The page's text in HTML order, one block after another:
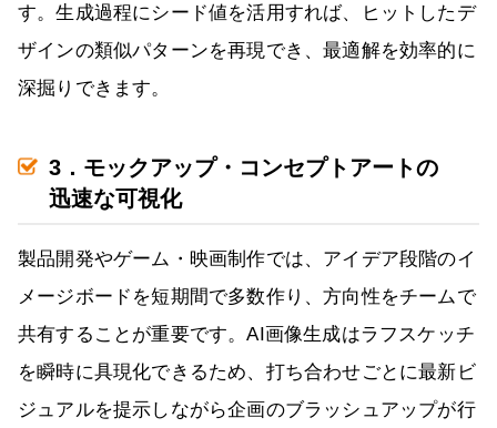
す。生成過程にシード値を活用すれば、ヒットしたデ
ザインの類似パターンを再現でき、最適解を効率的に
深掘りできます。
3．モックアップ・コンセプトアートの
迅速な可視化
製品開発やゲーム・映画制作では、アイデア段階のイ
メージボードを短期間で多数作り、方向性をチームで
共有することが重要です。AI画像生成はラフスケッチ
を瞬時に具現化できるため、打ち合わせごとに最新ビ
ジュアルを提示しながら企画のブラッシュアップが行